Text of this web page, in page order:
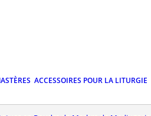
ACCESSOIRES POUR LA LITURGIE